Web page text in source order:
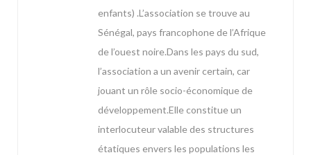
enfants) .L’association se trouve au
Sénégal, pays francophone de l’Afrique
de l’ouest noire.Dans les pays du sud,
l’association a un avenir certain, car
jouant un rôle socio-économique de
développement.Elle constitue un
interlocuteur valable des structures
étatiques envers les populations les